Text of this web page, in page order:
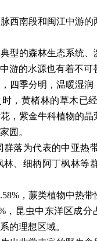
南段和闽江中游的
的森林生态系统、
游的水源也有着不可
季分明，温暖湿润
，黄楮林的草木已
，紫金牛科植物的
园。
为代表的中亚热
、细柄阿丁枫林等
，蕨类植物中热
，昆虫中东洋区成
的理想区域。